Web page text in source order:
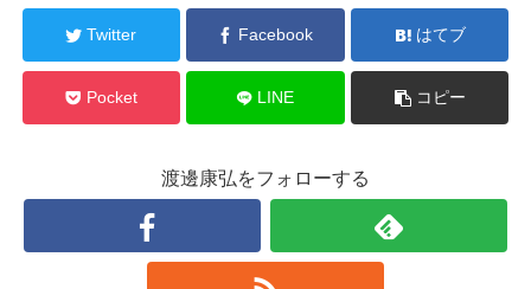
Twitter Facebook はてブ
Pocket LINE コピー
渡邊康弘をフォローする